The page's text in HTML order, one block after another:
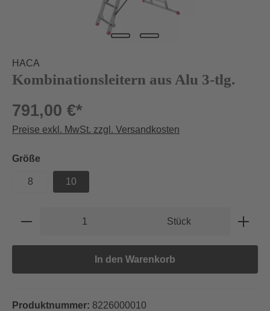
HACA
Kombinationsleitern aus Alu 3-tlg.
791,00 €*
Preise exkl. MwSt. zzgl. Versandkosten
Größe
8 10
Produkt Anzahl: Gib den gewünschten
Stück
In den Warenkorb
Produktnummer: 8226000010